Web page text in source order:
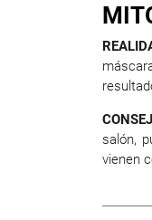
salón,
vienen